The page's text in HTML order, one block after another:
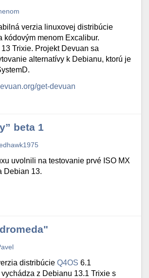
verzia linuxovej distribúcie
kódovým menom Excalibur.
Trixie. Projekt Devuan sa
alternatívy k Debianu, ktorú je
get-devuan
beta 1
uvolnili na testovanie prvé ISO MX
Debian 13.
distribúcieQ4OS 6.1
z Debianu 13.1 Trixie s